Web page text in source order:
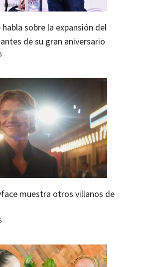
sobre la expansión del
de su gran aniversario
muestra otros villanos de